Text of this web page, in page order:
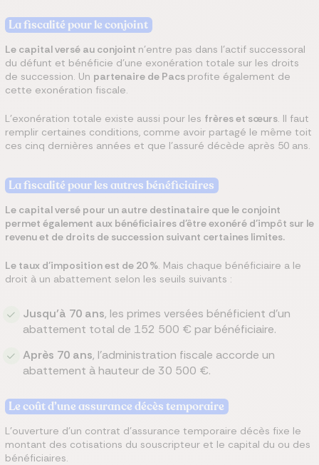
La fiscalité pour le conjoint
Le capital versé au conjoint n’entre pas dans l’actif successoral
du défunt et bénéficie d’une exonération totale sur les droits
de succession. Un partenaire de Pacs profite également de
cette exonération fiscale.
L’exonération totale existe aussi pour les frères et sœurs. Il faut
remplir certaines conditions, comme avoir partagé le même toit
ces cinq dernières années et que l’assuré décède après 50 ans.
La fiscalité pour les autres bénéficiaires
Le capital versé pour un autre destinataire que le conjoint
permet également aux bénéficiaires d’être exonéré d’impôt sur le
revenu et de droits de succession suivant certaines limites.
Le taux d’imposition est de 20 %. Mais chaque bénéficiaire a le
droit à un abattement selon les seuils suivants :
Jusqu’à 70 ans, les primes versées bénéficient d’un
abattement total de 152 500 € par bénéficiaire.
Après 70 ans, l’administration fiscale accorde un
abattement à hauteur de 30 500 €.
Le coût d’une assurance décès temporaire
L’ouverture d’un contrat d’assurance temporaire décès fixe le
montant des cotisations du souscripteur et le capital du ou des
bénéficiaires.